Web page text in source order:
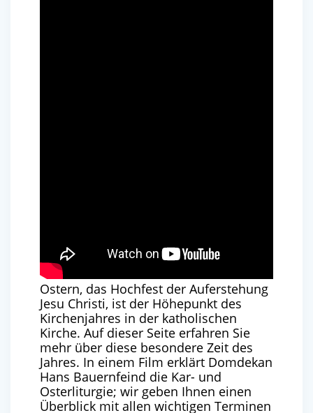
Ostern, das Hochfest der Auferstehung
Jesu Christi, ist der Höhepunkt des
Kirchenjahres in der katholischen
Kirche. Auf dieser Seite erfahren Sie
mehr über diese besondere Zeit des
Jahres. In einem Film erklärt Domdekan
Hans Bauernfeind die Kar- und
Osterliturgie; wir geben Ihnen einen
Überblick mit allen wichtigen Terminen